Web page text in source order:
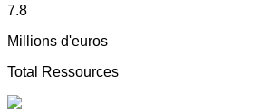
7.8
Millions d'euros
Total Ressources